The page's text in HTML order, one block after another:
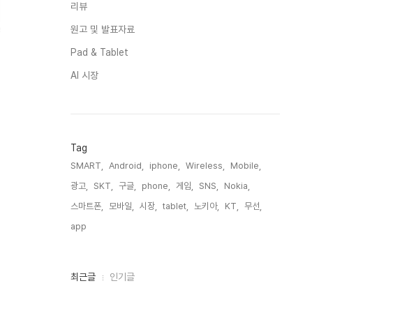
리뷰
원고 및 발표자료
Pad & Tablet
AI 시장
Tag
SMART, Android, iphone, Wireless,
Mobile,
광고,
SKT, 구글, phone, 게임, SNS,
Nokia,
스마트폰,
모바일, 시장, tablet, 노키아, KT,
무선,
app,
최
최근글 인기글